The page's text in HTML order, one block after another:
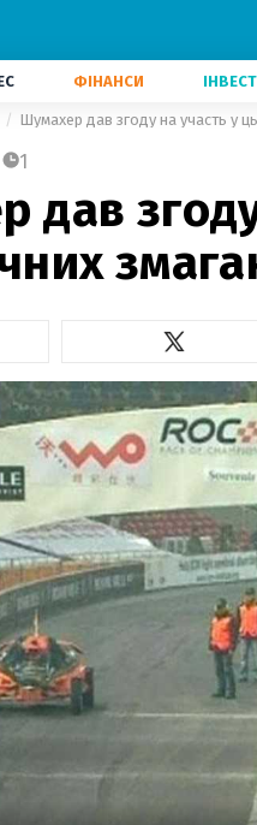
ФІНАНСИ
Шумахер дав згоду на участь у
1
дав